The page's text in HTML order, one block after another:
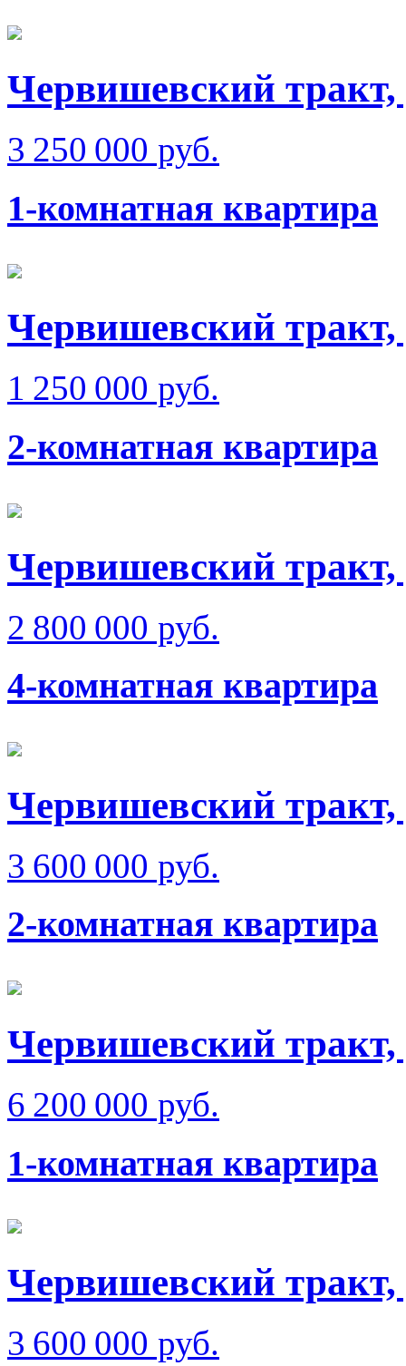
Червишевский
3 250 000 руб.
1-комнатная квартира
Червишевский
1 250 000 руб.
2-комнатная квартира
Червишевский тракт,
2 800 000 руб.
4-комнатная квартира
Червишевский
3 600 000 руб.
2-комнатная квартира
Червишевский
6 200 000 руб.
1-комнатная квартира
Червишевский
3 600 000 руб.